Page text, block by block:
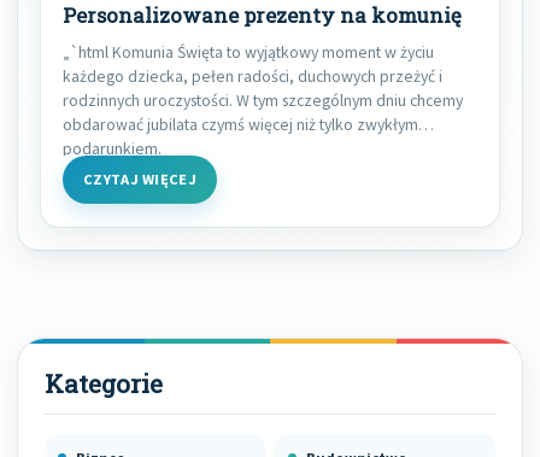
Personalizowane prezenty na komunię
„`html Komunia Święta to wyjątkowy moment w życiu
każdego dziecka, pełen radości, duchowych przeżyć i
rodzinnych uroczystości. W tym szczególnym dniu chcemy
obdarować jubilata czymś więcej niż tylko zwykłym
podarunkiem.
CZYTAJ WIĘCEJ